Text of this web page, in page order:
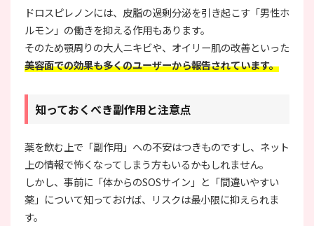
ドロスピレノンには、皮脂の過剰分泌を引き起こす「男性ホ
ルモン」の働きを抑える作用もあります。
そのため顎周りの大人ニキビや、オイリー肌の改善といった
美容面での効果も多くのユーザーから報告されています。
知っておくべき副作用と注意点
薬を飲む上で「副作用」への不安はつきものですし、ネット
上の情報で怖くなってしまう方もいるかもしれません。
しかし、事前に「体からのSOSサイン」と「間違いやすい
薬」について知っておけば、リスクは最小限に抑えられま
す。